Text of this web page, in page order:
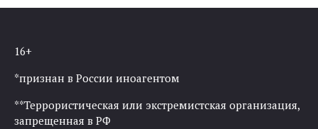
16+
*признан в России иноагентом
**Террористическая или экстремистская организация,
запрещенная в РФ